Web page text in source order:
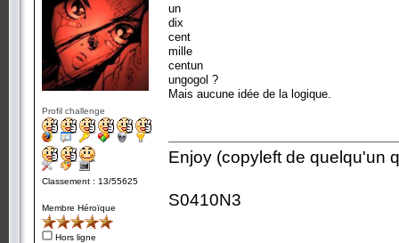
Profil challenge
Classement : 13/55625
Membre Héroïque
Hors ligne
un
dix
cent
mille
centun
ungogol ?
Mais aucune idée de la logique.
Enjoy (copyleft de quelqu'un
S0410N3